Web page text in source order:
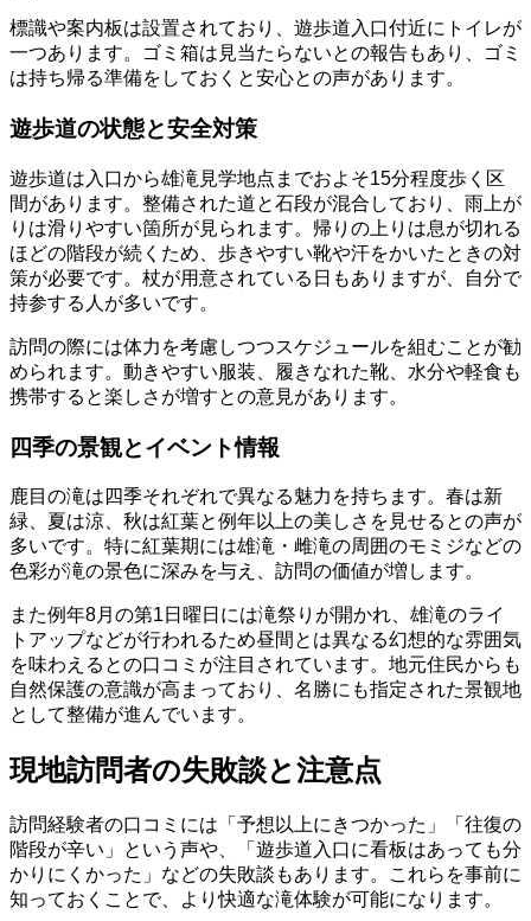
標識や案内板は設置されており、遊歩道入口付近にトイレが
一つあります。ゴミ箱は見当たらないとの報告もあり、ゴミ
は持ち帰る準備をしておくと安心との声があります。
遊歩道の状態と安全対策
遊歩道は入口から雄滝見学地点までおよそ15分程度歩く区
間があります。整備された道と石段が混合しており、雨上が
りは滑りやすい箇所が見られます。帰りの上りは息が切れる
ほどの階段が続くため、歩きやすい靴や汗をかいたときの対
策が必要です。杖が用意されている日もありますが、自分で
持参する人が多いです。
訪問の際には体力を考慮しつつスケジュールを組むことが勧
められます。動きやすい服装、履きなれた靴、水分や軽食も
携帯すると楽しさが増すとの意見があります。
四季の景観とイベント情報
鹿目の滝は四季それぞれで異なる魅力を持ちます。春は新
緑、夏は涼、秋は紅葉と例年以上の美しさを見せるとの声が
多いです。特に紅葉期には雄滝・雌滝の周囲のモミジなどの
色彩が滝の景色に深みを与え、訪問の価値が増します。
また例年8月の第1日曜日には滝祭りが開かれ、雄滝のライ
トアップなどが行われるため昼間とは異なる幻想的な雰囲気
を味わえるとの口コミが注目されています。地元住民からも
自然保護の意識が高まっており、名勝にも指定された景観地
として整備が進んでいます。
現地訪問者の失敗談と注意点
訪問経験者の口コミには「予想以上にきつかった」「往復の
階段が辛い」という声や、「遊歩道入口に看板はあっても分
かりにくかった」などの失敗談もあります。これらを事前に
知っておくことで、より快適な滝体験が可能になります。